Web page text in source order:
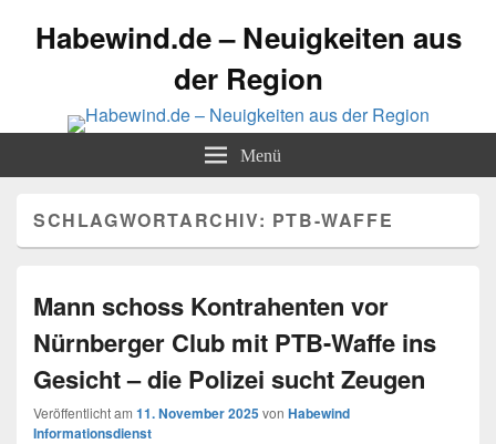
Habewind.de – Neuigkeiten aus
der Region
Menü
SCHLAGWORTARCHIV: PTB-WAFFE
Mann schoss Kontrahenten vor
Nürnberger Club mit PTB-Waffe ins
Gesicht – die Polizei sucht Zeugen
Veröffentlicht am 11. November 2025von Habewind
Informationsdienst